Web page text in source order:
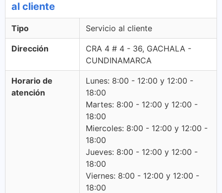
al cliente
Tipo Servicio al cliente
Dirección
CRA 4 # 4 - 36, GACHALA -
CUNDINAMARCA
Horario de
atención
Lunes: 8:00 - 12:00 y 12:00 -
18:00
Martes: 8:00 - 12:00 y 12:00 -
18:00
Miercoles: 8:00 - 12:00 y 12:00 -
18:00
Jueves: 8:00 - 12:00 y 12:00 -
18:00
Viernes: 8:00 - 12:00 y 12:00 -
18:00